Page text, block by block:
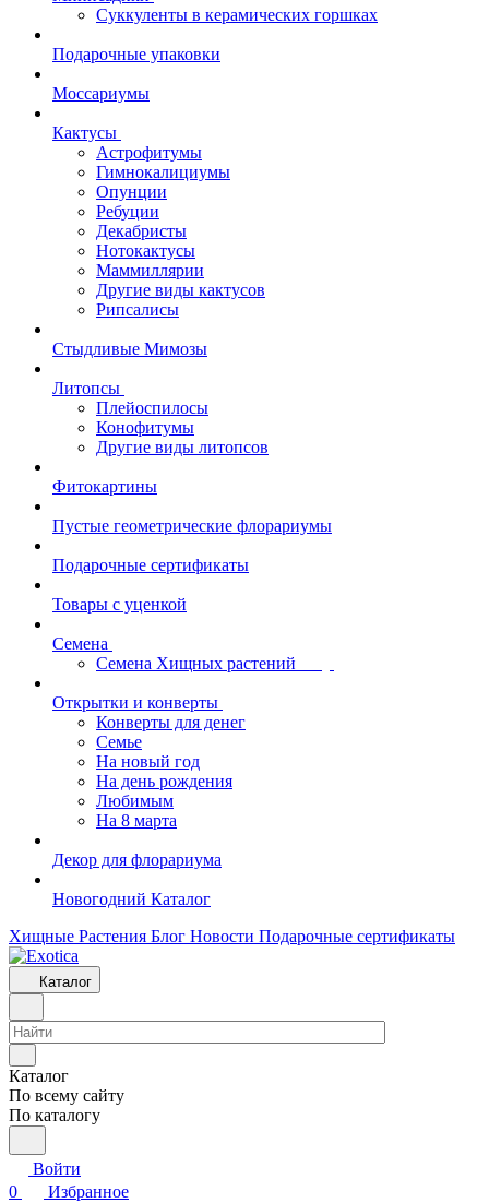
Суккуленты в керамических горшках
Подарочные упаковки
Моссариумы
Кактусы
Астрофитумы
Гимнокалициумы
Опунции
Ребуции
Декабристы
Нотокактусы
Маммиллярии
Другие виды кактусов
Рипсалисы
Стыдливые Мимозы
Литопсы
Плейоспилосы
Конофитумы
Другие виды литопсов
Фитокартины
Пустые геометрические флорариумы
Подарочные сертификаты
Товары с уценкой
Семена
Семена Хищных растений
Открытки и конверты
Конверты для денег
Семье
На новый год
На день рождения
Любимым
На 8 марта
Декор для флорариума
Новогодний Каталог
Хищные Растения Блог Новости Подарочные сертификаты
Каталог
Каталог
По всему сайту
По каталогу
Войти
0
Избранное